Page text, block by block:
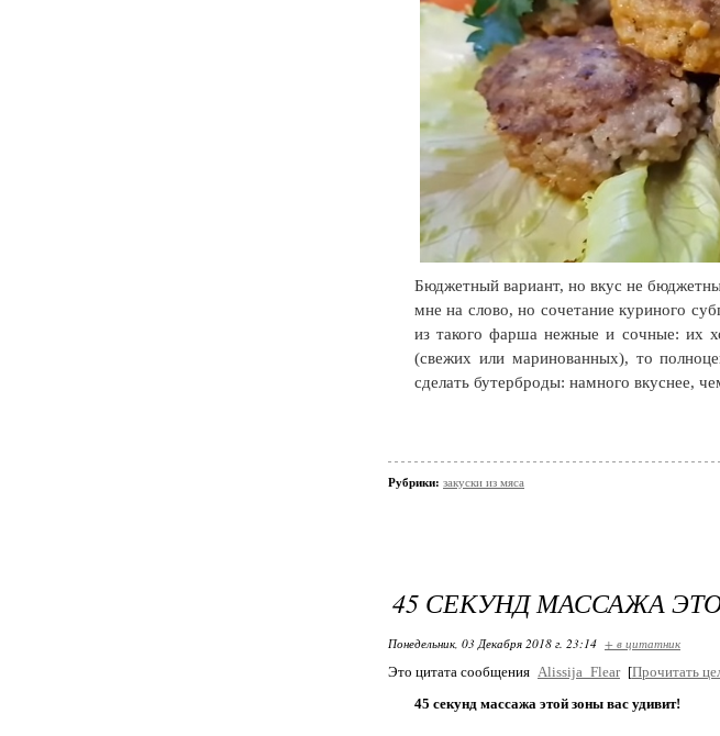
Бюджетный вариант, но вкус не
мне на слово, но сочетание куриного
из такого фарша нежные и сочные: их
(свежих или маринованных), то
сделать бутерброды: намного вкуснее,
Рубрики: закуски из мяса
45 СЕКУНД МАССАЖА
Понедельник, 03 Декабря 2018 г. 23:14 + в цитатник
Это цитата сообщения Alissija_Flear [Прочитать
45 секунд массажа этой зоны вас удивит!